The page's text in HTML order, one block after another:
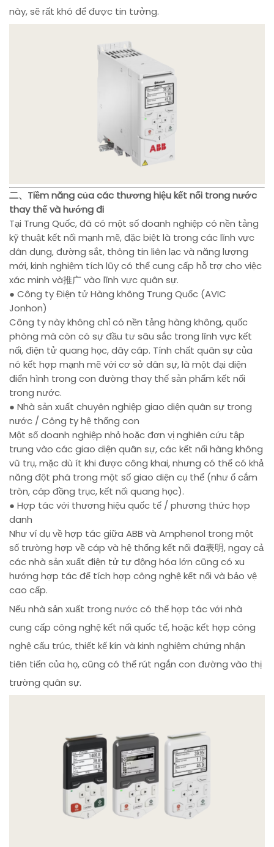
này, sẽ rất khó để được tin tưởng.
二、Tiềm năng của các thương hiệu kết nối trong nước
thay thế và hướng đi
Tại Trung Quốc, đã có một số doanh nghiệp có nền tảng
kỹ thuật kết nối mạnh mẽ, đặc biệt là trong các lĩnh vực
dân dụng, đường sắt, thông tin liên lạc và năng lượng
mới, kinh nghiệm tích lũy có thể cung cấp hỗ trợ cho việc
xác minh và推广 vào lĩnh vực quân sự.
● Công ty Điện tử Hàng không Trung Quốc (AVIC
Jonhon)
Công ty này không chỉ có nền tảng hàng không, quốc
phòng mà còn có sự đầu tư sâu sắc trong lĩnh vực kết
nối, điện tử quang học, dây cáp. Tính chất quân sự của
nó kết hợp mạnh mẽ với cơ sở dân sự, là một đại diện
điển hình trong con đường thay thế sản phẩm kết nối
trong nước.
● Nhà sản xuất chuyên nghiệp giao diện quân sự trong
nước / Công ty hệ thống con
Một số doanh nghiệp nhỏ hoặc đơn vị nghiên cứu tập
trung vào các giao diện quân sự, các kết nối hàng không
vũ trụ, mặc dù ít khi được công khai, nhưng có thể có khả
năng đột phá trong một số giao diện cụ thể (như ổ cắm
tròn, cáp đồng trục, kết nối quang học).
● Hợp tác với thương hiệu quốc tế / phương thức hợp
danh
Như ví dụ về hợp tác giữa ABB và Amphenol trong một
số trường hợp về cáp và hệ thống kết nối đã表明, ngay cả
các nhà sản xuất điện tử tự động hóa lớn cũng có xu
hướng hợp tác để tích hợp công nghệ kết nối và bảo vệ
cao cấp.
Nếu nhà sản xuất trong nước có thể hợp tác với nhà
cung cấp công nghệ kết nối quốc tế, hoặc kết hợp công
nghệ cấu trúc, thiết kế kín và kinh nghiệm chứng nhận
tiên tiến của họ, cũng có thể rút ngắn con đường vào thị
trường quân sự.